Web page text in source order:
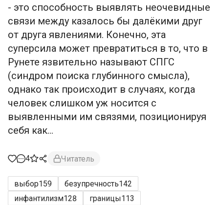
- это способность выявлять неочевидные
связи между казалось бы далёкими друг
от друга явлениями. Конечно, эта
суперсила может превратиться в то, что в
Рунете язвительно называют СПГС
(синдром поиска глубинного смысла),
однако так происходит в случаях, когда
человек слишком уж носится с
выявленными им связями, позиционируя
себя как...
4 Читатель
выбор159 безупречность142
инфантилизм128 границы113